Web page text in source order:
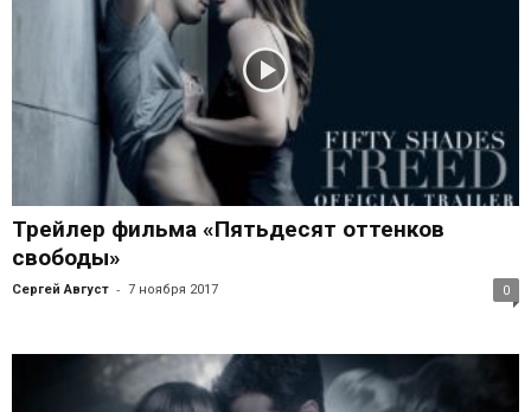
Трейлер фильма «Пятьдесят оттенков
свободы»
Сергей Август - 7 ноября 2017 0